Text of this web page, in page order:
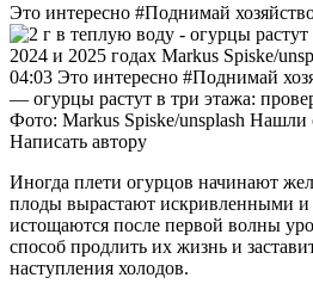
Это интересно #Поднимай
04:03 Это интересно #Поднимай
— огурцы растут в три этажа:
Фото: Markus Spiske/unsplash Нашли
Написать автору
Иногда плети огурцов начинают
плоды вырастают искривленными
истощаются после первой волны
способ продлить их жизнь и
наступления холодов.